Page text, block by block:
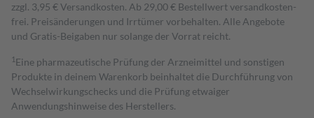
zzgl. 3,95 € Versandkosten. Ab 29,00 € Bestell­wert versand­kosten­
frei. Preisänderungen und Irrtümer vorbehalten. Alle Angebote
und Gratis-Beigaben nur solange der Vorrat reicht.
1 Eine pharmazeutische Prüfung der Arzneimittel und sonstigen
Produkte in deinem Warenkorb beinhaltet die Durchführung von
Wechselwirkungschecks und die Prüfung etwaiger
Anwendungshinweise des Herstellers.